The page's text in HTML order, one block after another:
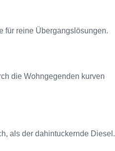
für reine Übergangslösungen.
die Wohngegenden kurven
als der dahintuckernde Diesel.